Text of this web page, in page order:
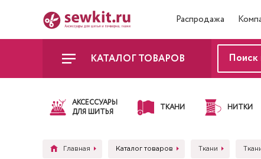
Распродажа
КАТАЛОГ ТОВАРОВ
АКСЕССУАРЫ
ДЛЯ ШИТЬЯ
ТКАНИ НИТКИ
Главная Каталог товаров Ткани